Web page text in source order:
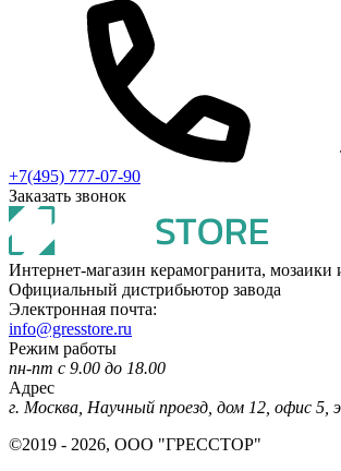
+7(495) 777-07-90
Заказать звонок
Интернет-магазин керамогранита, мозаики
Официальный дистрибьютор завода
Электронная почта:
info@gresstore.ru
Режим работы
пн-пт с 9.00 до 18.00
Адрес
г. Москва, Научный проезд, дом 12, офис 5,
©2019 - 2026, ООО "ГРЕССТОР"